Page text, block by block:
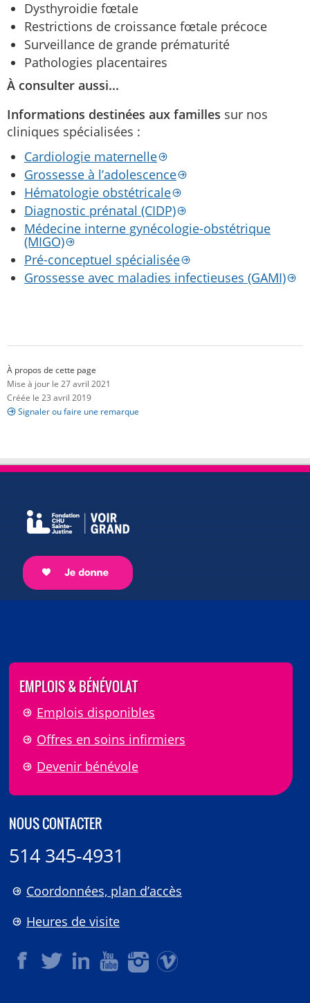
Dysthyroidie fœtale
Restrictions de croissance fœtale précoce
Surveillance de grande prématurité
Pathologies placentaires
À consulter aussi...
Informations destinées aux familles sur nos
cliniques spécialisées :
Cardiologie maternelle
Grossesse à l’adolescence
Hématologie obstétricale
Diagnostic prénatal (CIDP)
Médecine interne gynécologie-obstétrique
(MIGO)
Pré-conceptuel spécialisée
Grossesse avec maladies infectieuses (GAMI)
À propos de cette page
Mise à jour le 27 avril 2021
Créée le 23 avril 2019
Signaler ou faire une remarque
EMPLOIS & BÉNÉVOLAT
Emplois disponibles
Offres en soins infirmiers
Devenir bénévole
NOUS CONTACTER
514 345-4931
Coordonnées, plan d’accès
Heures de visite